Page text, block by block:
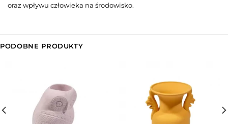
oraz wpływu człowieka na środowisko.
PODOBNE PRODUKTY